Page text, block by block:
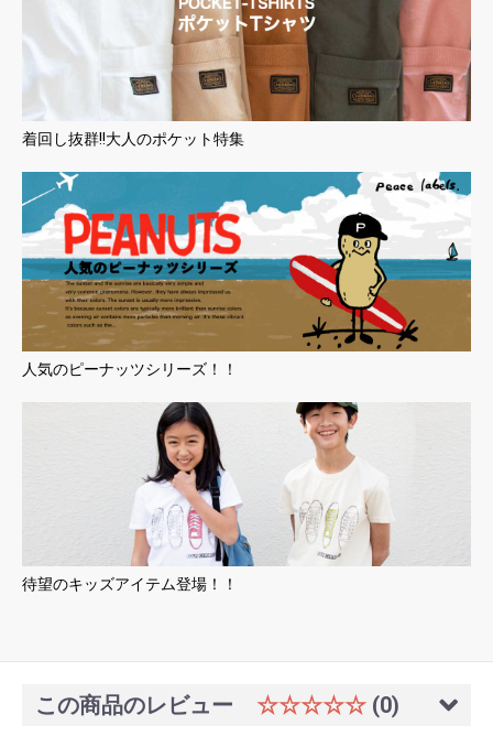
着回し抜群!!大人のポケット特集
人気のピーナッツシリーズ！！
待望のキッズアイテム登場！！
この商品のレビュー ☆☆☆☆☆ (0)